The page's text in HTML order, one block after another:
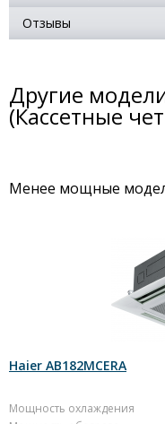
Отзывы
Другие
(Кассетные
Менее мощные
Haier AB182MCERA
Мощность охлаждения